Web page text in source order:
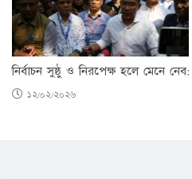
নির্বাচন সুষ্ঠু ও নিরপেক্ষ হলে মেনে
১২/০২/২০২৬